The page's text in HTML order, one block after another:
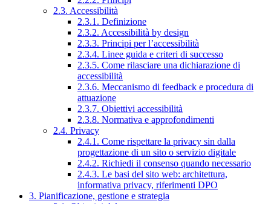
2.3. Accessibilità
2.3.1. Definizione
2.3.2. Accessibilità by design
2.3.3. Principi per l’accessibilità
2.3.4. Linee guida e criteri di successo
2.3.5. Come rilasciare una dichiarazione di
accessibilità
2.3.6. Meccanismo di feedback e procedura di
attuazione
2.3.7. Obiettivi accessibilità
2.3.8. Normativa e approfondimenti
2.4. Privacy
2.4.1. Come rispettare la privacy sin dalla
progettazione di un sito o servizio digitale
2.4.2. Richiedi il consenso quando necessario
2.4.3. Le basi del sito web: architettura,
informativa privacy, riferimenti DPO
3. Pianificazione, gestione e strategia